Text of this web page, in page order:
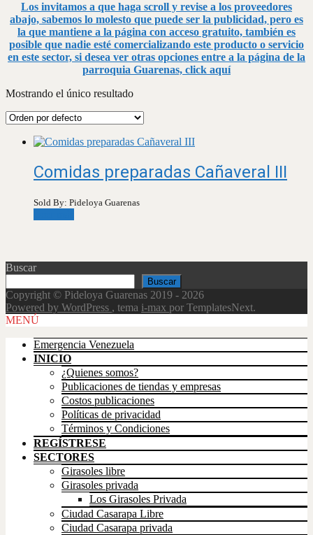
Los invitamos a que haga scroll y revise a los proveedores
abajo, sabemos lo molesto que puede ser la publicidad, pero es
la que mantiene a la página con acceso gratuito, también es
posible que nadie esté comercializando este producto o servicio
en este sector, si desea ver otras opciones entre a la página de la
parroquia Guarenas, click aquí
Mostrando el único resultado
Comidas preparadas Cañaveral III
Sold By: Pideloya Guarenas
Buscar
Buscar
Copyright © Pideloya Guarenas 2019 - 2026
Powered by WordPress , tema i-max por TemplatesNext.
Scroll
MENÚ
Emergencia Venezuela
INICIO
¿Quienes somos?
Publicaciones de tiendas y empresas
Costos publicaciones
Políticas de privacidad
Términos y Condiciones
REGÍSTRESE
SECTORES
Girasoles libre
Girasoles privada
Los Girasoles Privada
Ciudad Casarapa Libre
Ciudad Casarapa privada